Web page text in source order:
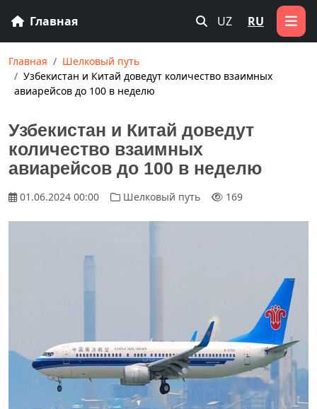
Главная UZ RU
Главная
Шелковый путь
Узбекистан и Китай доведут количество взаимных
авиарейсов до 100 в неделю
Узбекистан и Китай доведут
количество взаимных
авиарейсов до 100 в неделю
01.06.2024 00:00 Шелковый путь 169